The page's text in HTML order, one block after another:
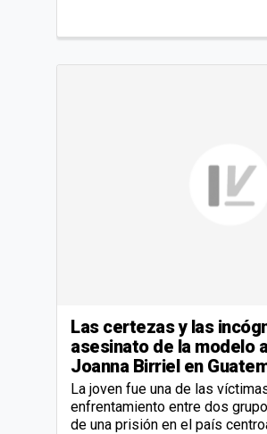
Las certezas y las
asesinato de la modelo
Joanna Birriel en
La joven fue una de las
enfrentamiento entre dos
de una prisión en el país